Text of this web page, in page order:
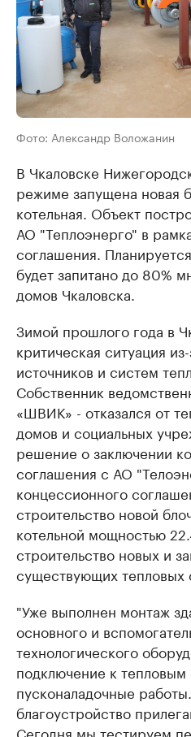
Фото: Александр Воложанин
В Чкаловске
режиме запущена новая
котельная. Объект
АО "Теплоэнерго" в
соглашения.
будет запитано до 80%
домов Чкаловска.
Зимой прошлого года в
критическая ситуация
источников и систем
Собственник
«ШВИК» - отказался от
домов и социальных
решение о заключении
соглашения с АО
концессионного
строительство новой
котельной мощностью
строительство новых и
существующих тепловых
"Уже выполнен монтаж
основного и
технологического
подключение к тепловым
пусконаладочные
благоустройство
Сегодня мы тестируем